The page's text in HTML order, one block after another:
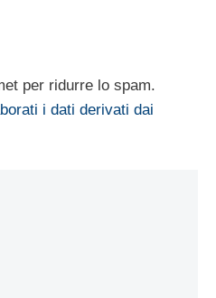
per ridurre lo spam.
i dati derivati dai